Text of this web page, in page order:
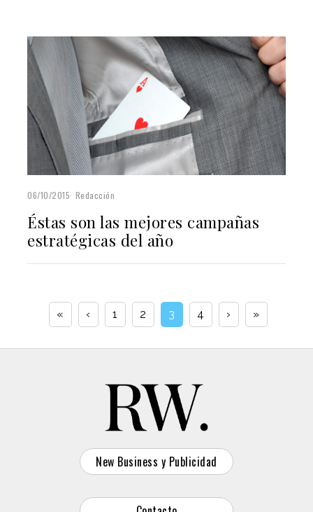
06/10/2015 Redacción
Éstas son las mejores campañas
estratégicas del año
« ‹ 1 2 3 4 › »
New Business y Publicidad